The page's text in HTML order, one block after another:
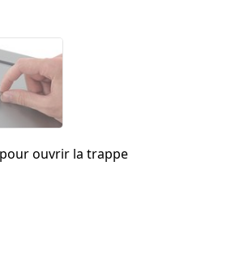
Annuler
ouvrir la trappe